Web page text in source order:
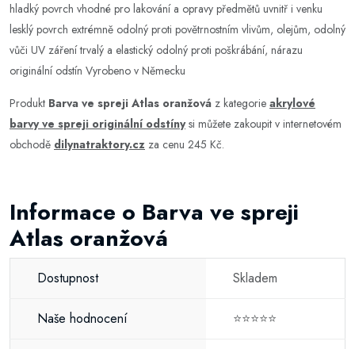
hladký povrch vhodné pro lakování a opravy předmětů uvnitř i venku
lesklý povrch extrémně odolný proti povětrnostním vlivům, olejům, odolný
vůči UV záření trvalý a elastický odolný proti poškrábání, nárazu
originální odstín Vyrobeno v Německu
Produkt Barva ve spreji Atlas oranžová z kategorie akrylové
barvy ve spreji originální odstínysi můžete zakoupit v internetovém
obchodě dilynatraktory.cz za cenu 245 Kč.
Informace o Barva ve spreji
Atlas oranžová
Dostupnost Skladem
Naše hodnocení ⭐⭐⭐⭐⭐